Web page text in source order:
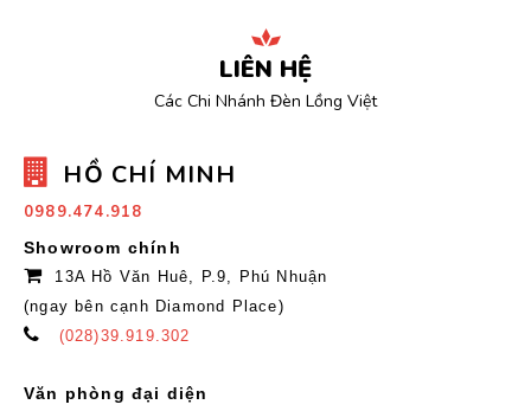
LIÊN HỆ
Các Chi Nhánh Đèn Lồng Việt
HỒ CHÍ MINH
0989.474.918
Showroom chính
13A Hồ Văn Huê, P.9, Phú Nhuận
(ngay bên cạnh Diamond Place)
(028)39.919.302
Văn phòng đại diện